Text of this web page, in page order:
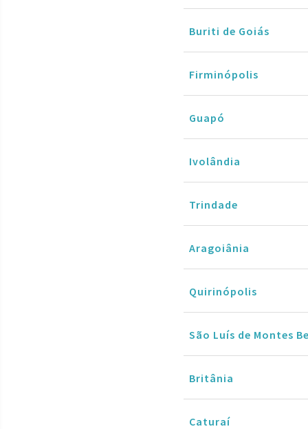
Buriti de Goiás
Firminópolis
Guapó
Ivolândia
Trindade
Aragoiânia
Quirinópolis
São Luís de Montes
Britânia
Caturaí